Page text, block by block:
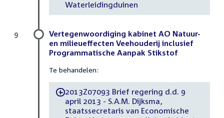
Waterleidingduinen
Vertegenwoordiging kabinet AO Natuur-
en milieueffecten Veehouderij inclusief
Programmatische Aanpak Stikstof
Te behandelen:
-2013Z07093 Brief regering d.d. 9
april 2013 - S.A.M. Dijksma,
staatssecretaris van Economische
9